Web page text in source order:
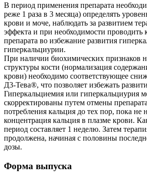
В период применения препарата
реже 1 раза в 3 месяца) определять
крови и моче, наблюдать за развитием
эффекта и при необходимости проводить
препарата во избежание развития
гиперкальциурии.
При наличии биохимических признаков
структуры кости (нормализация
крови) необходимо соответствующее
Д3-Тева®, что позволяет избежать
Гиперкальциемия или гиперкальциурия
скорректированы путем отмены
потребления кальция до тех пор, пока не
концентрация кальция в плазме крови.
период составляет 1 неделю. Затем
продолжена, начиная с половины
дозы.
Форма выпуска